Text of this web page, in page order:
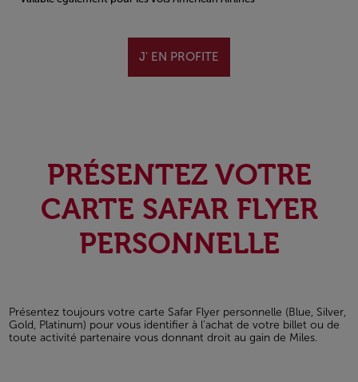
J' EN PROFITE
PRÉSENTEZ VOTRE
CARTE SAFAR FLYER
PERSONNELLE
Présentez toujours votre carte Safar Flyer personnelle (Blue, Silver,
Gold, Platinum) pour vous identifier à l’achat de votre billet ou de
toute activité partenaire vous donnant droit au gain de Miles.